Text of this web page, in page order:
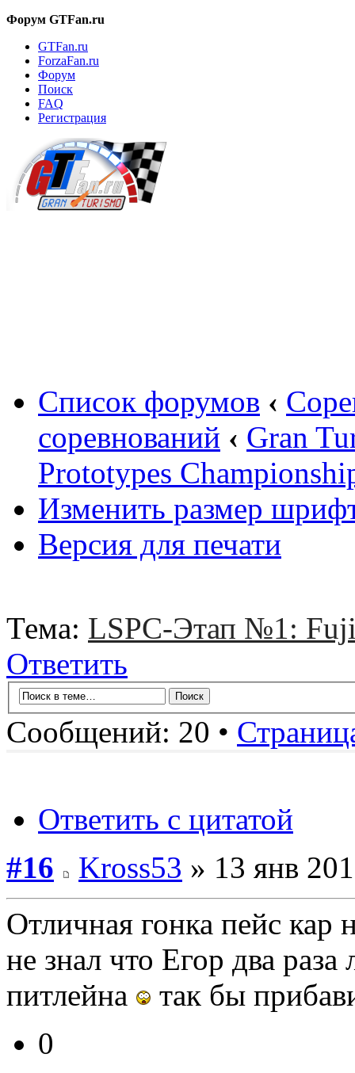
Форум GTFan.ru
GTFan.ru
ForzaFan.ru
Форум
Поиск
FAQ
Регистрация
Список форумов ‹
соревнований ‹ Gran
Prototypes
Изменить размер
Версия для печати
Тема: LSPC-Этап №1:
Ответить
Сообщений: 20 •
Ответить с цитатой
#16
Kross53 » 13 янв
Отличная гонка пейс кар
не знал что Егор два
питлейна
так бы
0